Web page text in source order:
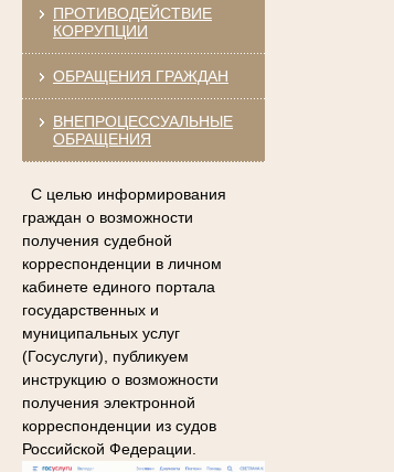
ПРОТИВОДЕЙСТВИЕ
КОРРУПЦИИ
ОБРАЩЕНИЯ ГРАЖДАН
ВНЕПРОЦЕССУАЛЬНЫЕ
ОБРАЩЕНИЯ
С целью информирования
граждан о возможности
получения судебной
корреспонденции в личном
кабинете единого портала
государственных и
муниципальных услуг
(Госуслуги), публикуем
инструкцию о возможности
получения электронной
корреспонденции из судов
Российской Федерации.